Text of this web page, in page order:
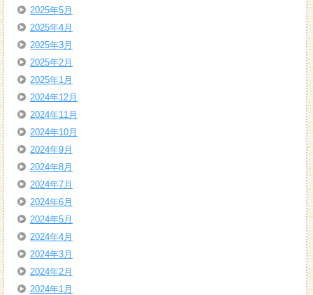
2025年5月
2025年4月
2025年3月
2025年2月
2025年1月
2024年12月
2024年11月
2024年10月
2024年9月
2024年8月
2024年7月
2024年6月
2024年5月
2024年4月
2024年3月
2024年2月
2024年1月